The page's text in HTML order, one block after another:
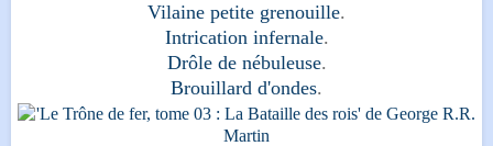
Vilaine petite grenouille.
Intrication infernale.
Drôle de nébuleuse.
Brouillard d'ondes.